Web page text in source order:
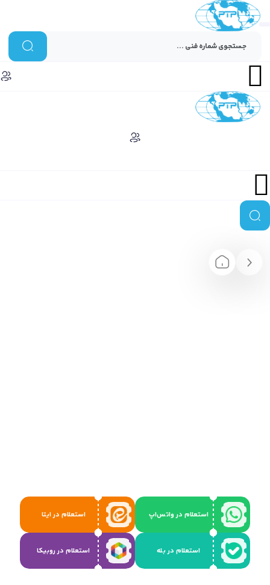
استعلام در واتس‌اپ استعلام در ایتا
استعلام در بله استعلام در روبیکا